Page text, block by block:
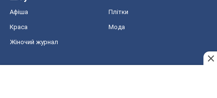
Афіша Плітки
Краса Мода
Жіночий журнал